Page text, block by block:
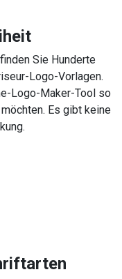
Sie Hunderte
Logo-Vorlagen.
Logo-Maker-Tool so
Es gibt keine